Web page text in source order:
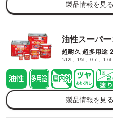
製品情報を見
油性スーパー
超耐久 超多用途
1/12L、1/5L、0.7L、1.6L
製品情報を見